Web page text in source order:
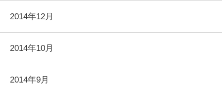
2014年12月
2014年10月
2014年9月